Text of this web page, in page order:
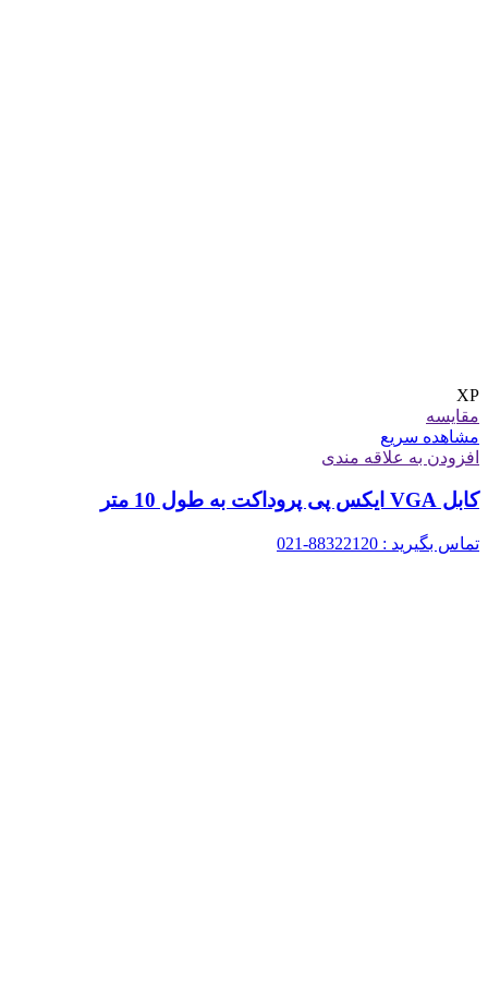
XP
مقایسه
مشاهده سریع
افزودن به علاقه مندی
کابل VGA ایکس پی پروداکت به طول 10 متر
تماس بگیرید : 88322120-021